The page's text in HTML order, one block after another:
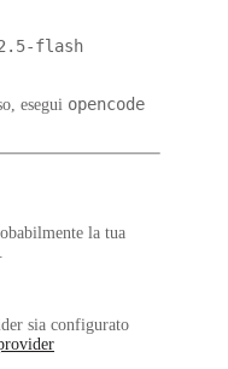
flash
esegui opencode
la tua
sia configurato